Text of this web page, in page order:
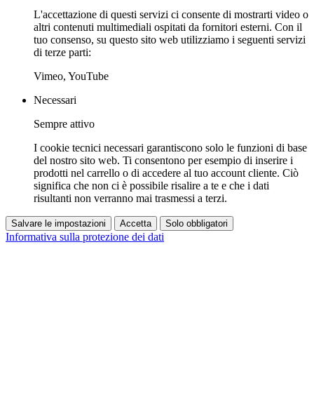
L'accettazione di questi servizi ci consente di mostrarti video o
altri contenuti multimediali ospitati da fornitori esterni. Con il
tuo consenso, su questo sito web utilizziamo i seguenti servizi
di terze parti:
Vimeo, YouTube
Necessari
Sempre attivo
I cookie tecnici necessari garantiscono solo le funzioni di base
del nostro sito web. Ti consentono per esempio di inserire i
prodotti nel carrello o di accedere al tuo account cliente. Ciò
significa che non ci è possibile risalire a te e che i dati
risultanti non verranno mai trasmessi a terzi.
Salvare le impostazioni Accetta Solo obbligatori
Informativa sulla protezione dei dati